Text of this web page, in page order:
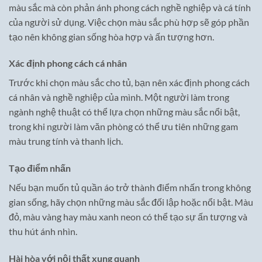
màu sắc mà còn phản ánh phong cách nghề nghiệp và cá tính
của người sử dụng. Việc chọn màu sắc phù hợp sẽ góp phần
tạo nên không gian sống hòa hợp và ấn tượng hơn.
Xác định phong cách cá nhân
Trước khi chọn màu sắc cho tủ, bạn nên xác định phong cách
cá nhân và nghề nghiệp của mình. Một người làm trong
ngành nghệ thuật có thể lựa chọn những màu sắc nổi bật,
trong khi người làm văn phòng có thể ưu tiên những gam
màu trung tính và thanh lịch.
Tạo điểm nhấn
Nếu bạn muốn tủ quần áo trở thành điểm nhấn trong không
gian sống, hãy chọn những màu sắc đối lập hoặc nổi bật. Màu
đỏ, màu vàng hay màu xanh neon có thể tạo sự ấn tượng và
thu hút ánh nhìn.
Hài hòa với nội thất xung quanh